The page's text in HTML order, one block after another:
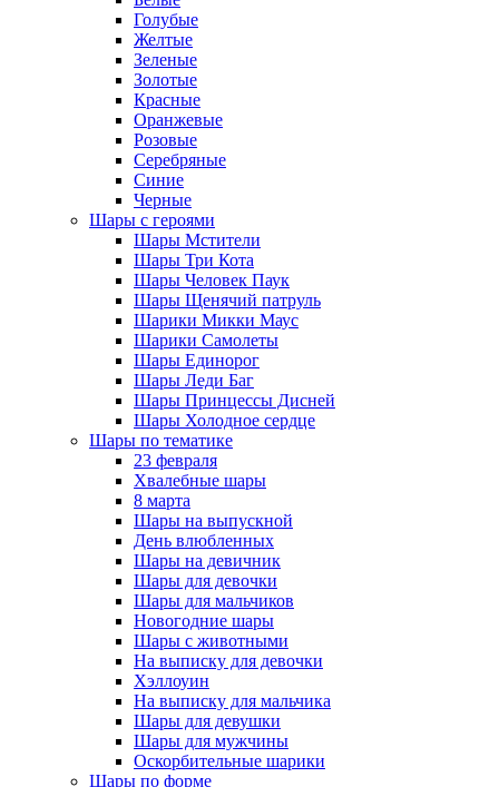
Голубые
Желтые
Зеленые
Золотые
Красные
Оранжевые
Розовые
Серебряные
Синие
Черные
Шары с героями
Шары Мстители
Шары Три Кота
Шары Человек Паук
Шары Щенячий патруль
Шарики Микки Маус
Шарики Самолеты
Шары Единорог
Шары Леди Баг
Шары Принцессы Дисней
Шары Холодное сердце
Шары по тематике
23 февраля
Хвалебные шары
8 марта
Шары на выпускной
День влюбленных
Шары на девичник
Шары для девочки
Шары для мальчиков
Новогодние шары
Шары с животными
На выписку для девочки
Хэллоуин
На выписку для мальчика
Шары для девушки
Шары для мужчины
Оскорбительные шарики
Шары по форме